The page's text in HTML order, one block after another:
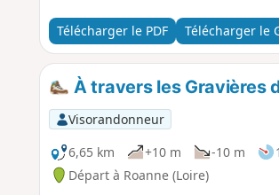
Télécharger le PDF Télécharger le
À travers les Gravières
Visorandonneur
6,65 km
+10 m -10 m
Départ à Roanne (Loire)